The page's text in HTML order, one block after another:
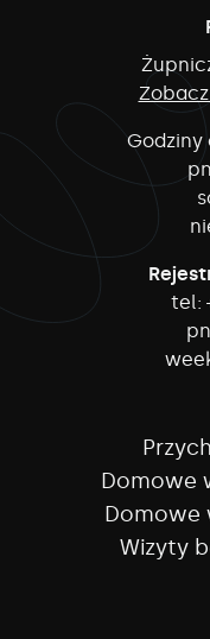
tel:
Domowe
Domowe
Wizyty